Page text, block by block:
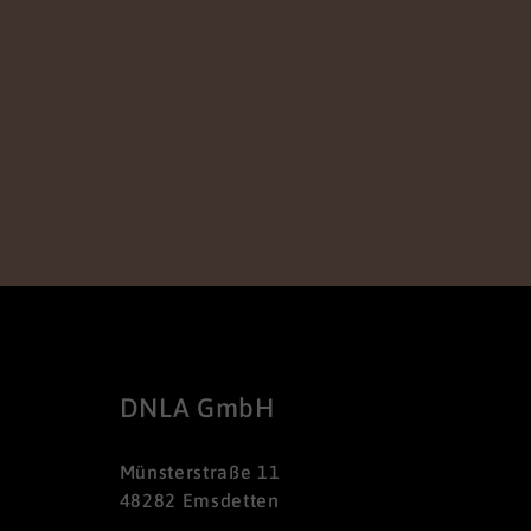
DNLA GmbH
Münsterstraße 11
48282 Emsdetten